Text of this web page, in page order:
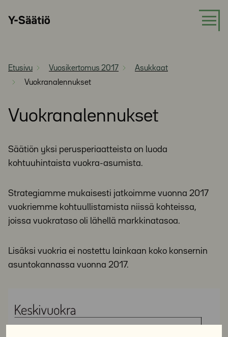
suoraan
Y-
Etusivu Vuosikertomus 2017
Asukkaat
Vuokranalennukset
Vuokranalennukset
Säätiön yksi perusperiaatteista on luoda
kohtuuhintaista vuokra-asumista.
Strategiamme mukaisesti jatkoimme vuonna 2017
vuokriemme kohtuullistamista niissä kohteissa,
joissa vuokrataso oli lähellä markkinatasoa.
Lisäksi vuokria ei nostettu lainkaan koko konsernin
asuntokannassa vuonna 2017.